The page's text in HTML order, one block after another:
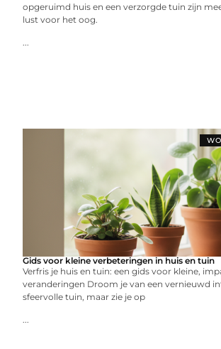
opgeruimd huis en een verzorgde tuin zijn
lust voor het oog.
...
Gids voor kleine verbeteringen in huis en tuin
Verfris je huis en tuin: een gids voor kleine,
veranderingen Droom je van een vernieuwd
sfeervolle tuin, maar zie je op
...